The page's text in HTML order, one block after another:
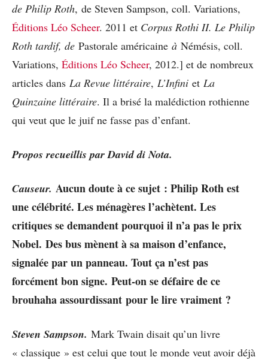
de Philip Roth, de Steven Sampson, coll. Variations,
Éditions Léo Scheer. 2011 et Corpus Rothi II. Le Philip
Roth tardif, de Pastorale américaine à Némésis, coll.
Variations, Éditions Léo Scheer, 2012.] et de nombreux
articles dans La Revue littéraire, L’Infini et La
Quinzaine littéraire. Il a brisé la malédiction rothienne
qui veut que le juif ne fasse pas d’enfant.
Propos recueillis par David di Nota.
Causeur. Aucun doute à ce sujet : Philip Roth est
une célébrité. Les ménagères l’achètent. Les
critiques se demandent pourquoi il n’a pas le prix
Nobel. Des bus mènent à sa maison d’enfance,
signalée par un panneau. Tout ça n’est pas
forcément bon signe. Peut-on se défaire de ce
brouhaha assourdissant pour le lire vraiment ?
Steven Sampson. Mark Twain disait qu’un livre
« classique » est celui que tout le monde veut avoir déjà